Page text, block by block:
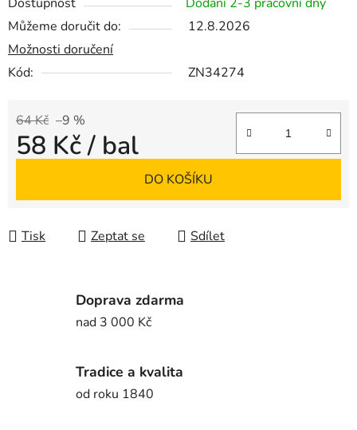
Můžeme doručit do:
12.8.2026
Možnosti doručení
Kód:
ZN34274
64 Kč –9 %
58 Kč/ bal
DO KOŠÍKU
Tisk Zeptat se Sdílet
Doprava zdarma
nad 3 000 Kč
Tradice a kvalita
od roku 1840